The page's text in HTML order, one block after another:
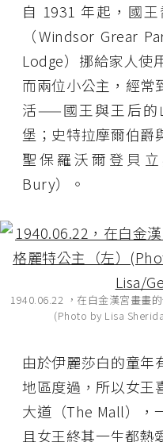
自 1931 年起，國
（Windsor Grear
Lodge）挪給家人使
而兩位小公主，經常
活——國王與王后的
堡；史特拉摩爾伯爵
聖保羅沃爾登貝立
Bury）。
1940.06.22 ，在白金漢宮畫畫
(Photo by Lisa
由於伊麗莎白的童年
地區度過，所以女王
大道（The Mall），
且女王終其一生都熱